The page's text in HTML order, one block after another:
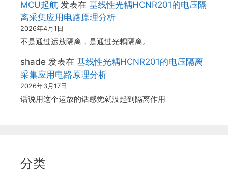
MCU起航 发表在 基线性光耦HCNR201的电压隔
离采集应用电路原理分析
2026年4月1日
不是通过运放隔离，是通过光耦隔离。
shade 发表在 基线性光耦HCNR201的电压隔离
采集应用电路原理分析
2026年3月17日
话说用这个运放的话感觉就没起到隔离作用
分类